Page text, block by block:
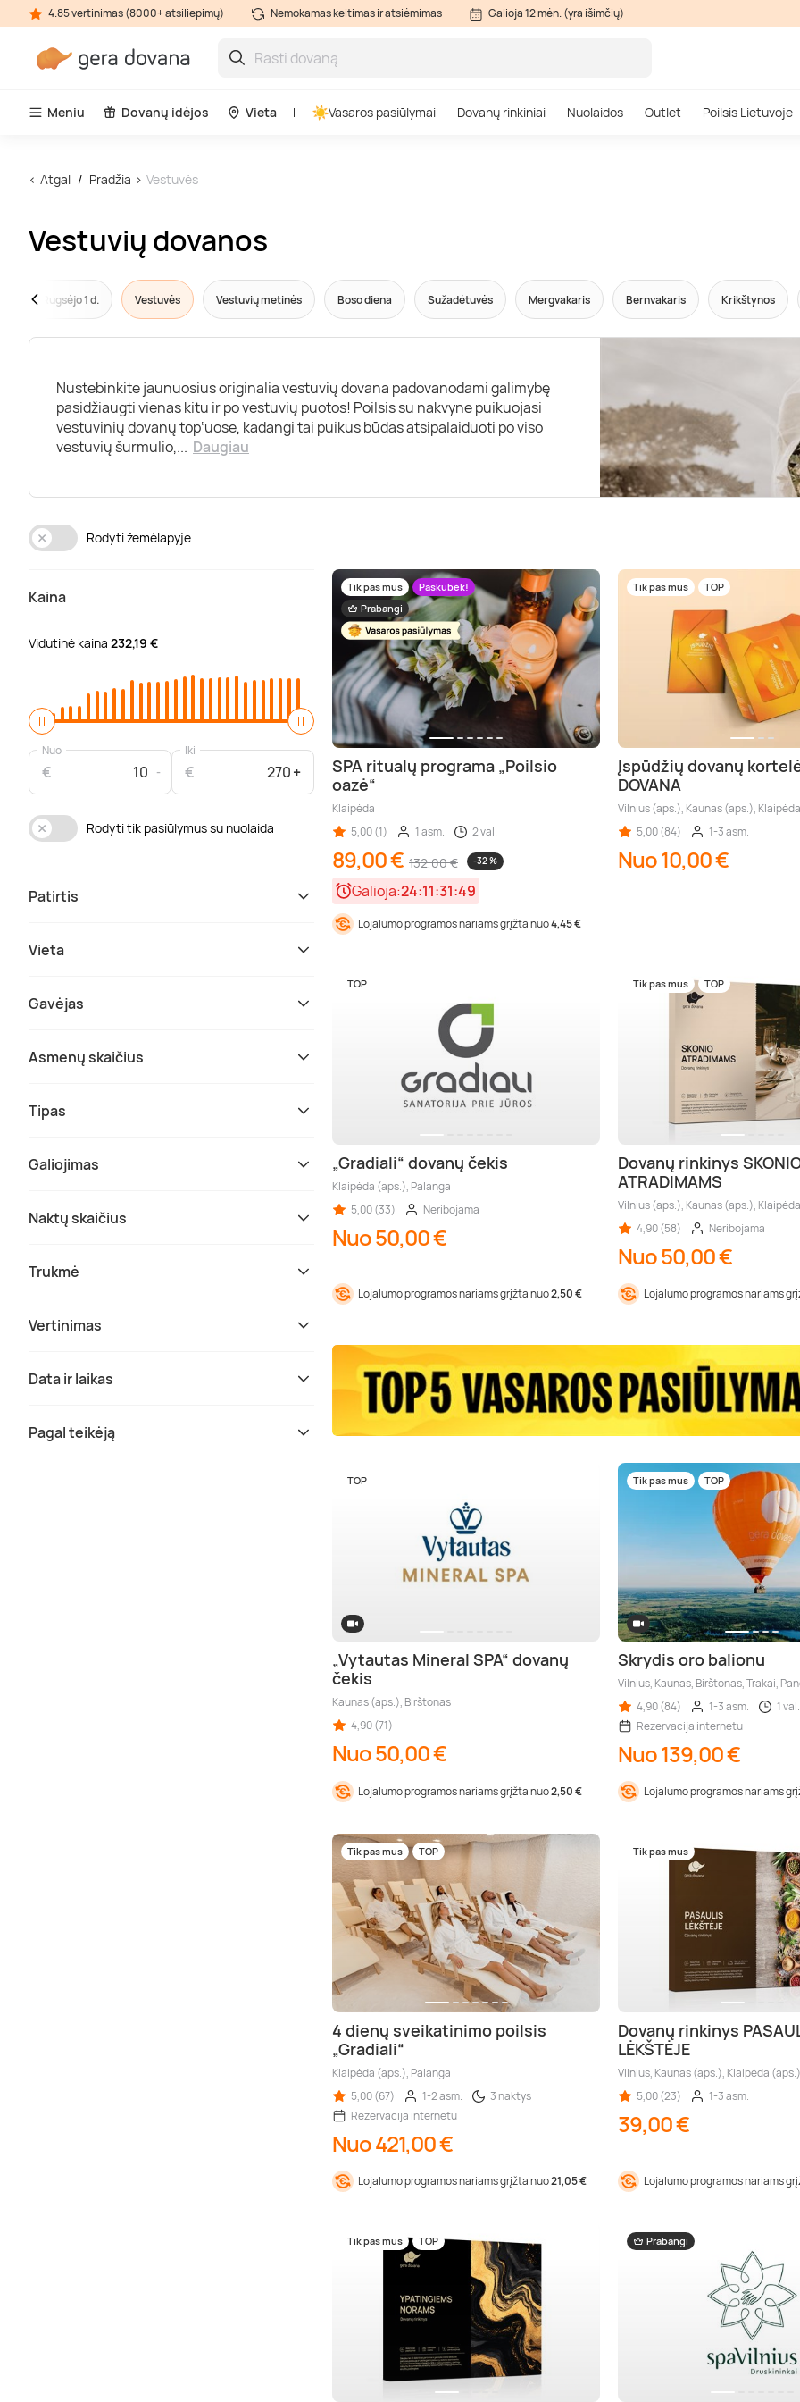
4.85 vertinimas (8000+ atsiliepimų) Nemokamas keitimas ir atsiėmimas Galioja 12 mėn. (yra išimčių)
Meniu Dovanų idėjos Vieta Vasaros pasiūlymai Dovanų rinkiniai Nuolaidos Outlet Poilsis Lietuvoje
Atgal Pradžia Vestuvės
Vestuvių dovanos
Rugsėjo 1 d. Vestuvės Vestuvių metinės Boso diena Sužadėtuvės Mergvakaris Bernvakaris Krikštynos
Nustebinkite jaunuosius originalia vestuvių dovana padovanodami galimybę
pasidžiaugti vienas kitu ir po vestuvių puotos! Poilsis su nakvyne puikuojasi
vestuvinių dovanų top‘uose, kadangi tai puikus būdas atsipalaiduoti po viso
vestuvių šurmulio,... Daugiau
Rodyti žemėlapyje
Kaina
Vidutinė kaina 232,19 €
Nuo
€
Iki
€
Rodyti tik pasiūlymus su nuolaida
Patirtis
Vieta
Gavėjas
Asmenų skaičius
Tipas
Galiojimas
Naktų skaičius
Trukmė
Vertinimas
Data ir laikas
Pagal teikėją
Tik pas mus
Paskubėk!
Prabangi
SPA ritualų programa „Poilsio
oazė“
Klaipėda
5,00 (1)
1 asm. 2 val.
89,00 € 132,00 € -32 %
Galioja:24:11:31:48
Lojalumo programos nariams grįžta nuo4,45 €
Tik pas mus TOP
Įspūdžių dovanų
DOVANA
Vilnius (aps.), Kaunas (aps.),
5,00 (84)
1-3 asm.
Nuo 10,00 €
TOP
„Gradiali“ dovanų čekis
Klaipėda (aps.), Palanga
5,00 (33)
Neribojama
Nuo 50,00 €
Lojalumo programos nariams grįžta nuo2,50 €
Tik pas mus TOP
Dovanų rinkinys
ATRADIMAMS
Vilnius (aps.), Kaunas (aps.),
4,90 (58)
Neribojama
Nuo 50,00 €
Lojalumo programos nariams
TOP
„Vytautas Mineral SPA“ dovanų
čekis
Kaunas (aps.), Birštonas
4,90 (71)
Nuo 50,00 €
Lojalumo programos nariams grįžta nuo2,50 €
Tik pas mus TOP
Skrydis oro balionu
Vilnius, Kaunas, Birštonas, Trakai,
4,90 (84)
1-3 asm.
1 val.
Rezervacija internetu
Nuo 139,00 €
Lojalumo programos nariams
Tik pas mus TOP
4 dienų sveikatinimo poilsis
„Gradiali“
Klaipėda (aps.), Palanga
5,00 (67)
1-2 asm.
3 naktys
Rezervacija internetu
Nuo 421,00 €
Lojalumo programos nariams grįžta nuo21,05 €
Tik pas mus
Dovanų rinkinys
LĖKŠTĖJE
Vilnius, Kaunas (aps.), Klaipėda
5,00 (23)
1-3 asm.
39,00 €
Lojalumo programos nariams
Tik pas mus TOP Prabangi